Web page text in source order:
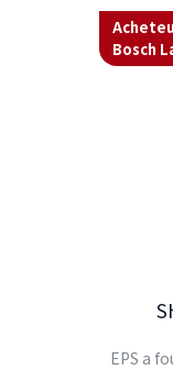
Bosch
EPS a